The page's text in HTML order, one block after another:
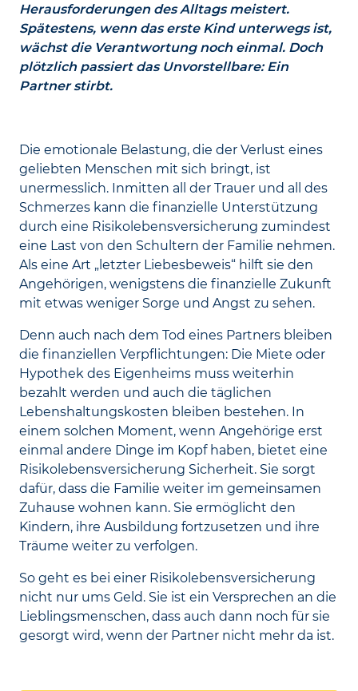
Herausforderungen des Alltags meistert.
Spätestens, wenn das erste Kind unterwegs ist,
wächst die Verantwortung noch einmal. Doch
plötzlich passiert das Unvorstellbare: Ein
Partner stirbt.
Die emotionale Belastung, die der Verlust eines
geliebten Menschen mit sich bringt, ist
unermesslich. Inmitten all der Trauer und all des
Schmerzes kann die finanzielle Unterstützung
durch eine Risikolebensversicherung zumindest
eine Last von den Schultern der Familie nehmen.
Als eine Art „letzter Liebesbeweis“ hilft sie den
Angehörigen, wenigstens die finanzielle Zukunft
mit etwas weniger Sorge und Angst zu sehen.
Denn auch nach dem Tod eines Partners bleiben
die finanziellen Verpflichtungen: Die Miete oder
Hypothek des Eigenheims muss weiterhin
bezahlt werden und auch die täglichen
Lebenshaltungskosten bleiben bestehen. In
einem solchen Moment, wenn Angehörige erst
einmal andere Dinge im Kopf haben, bietet eine
Risikolebensversicherung Sicherheit. Sie sorgt
dafür, dass die Familie weiter im gemeinsamen
Zuhause wohnen kann. Sie ermöglicht den
Kindern, ihre Ausbildung fortzusetzen und ihre
Träume weiter zu verfolgen.
So geht es bei einer Risikolebensversicherung
nicht nur ums Geld. Sie ist ein Versprechen an die
Lieblingsmenschen, dass auch dann noch für sie
gesorgt wird, wenn der Partner nicht mehr da ist.